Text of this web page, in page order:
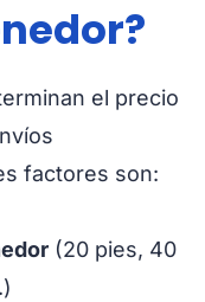
el precio
factores son:
(20 pies, 40